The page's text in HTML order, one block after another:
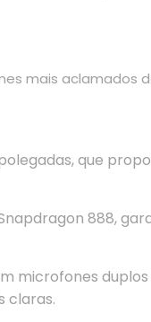
mais aclamados
polegadas, que
888,
microfones
claras.